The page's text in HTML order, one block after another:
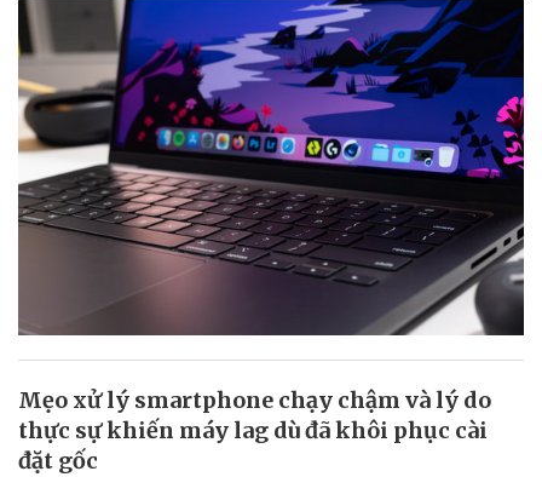
Mẹo xử lý smartphone chạy chậm và lý do
thực sự khiến máy lag dù đã khôi phục cài
đặt gốc